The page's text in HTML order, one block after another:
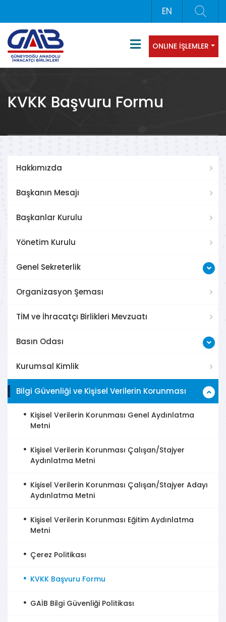
EN
ONLINE İŞLEMLER
KVKK Başvuru Formu
Hakkımızda
Başkanın Mesajı
Başkanlar Kurulu
Yönetim Kurulu
Genel Sekreterlik
Organizasyon Şeması
TİM ve İhracatçı Birlikleri Mevzuatı
Basın Odası
Kurumsal Kimlik
Bilgi Güvenliği ve Kişisel Verilerin Korunması
Kişisel Verilerin Korunması Genel Aydınlatma
Metni
Kişisel Verilerin Korunması Çalışan/Stajyer
Aydınlatma Metni
Kişisel Verilerin Korunması Çalışan/Stajyer Adayı
Aydınlatma Metni
Kişisel Verilerin Korunması Eğitim Aydınlatma
Metni
Çerez Politikası
KVKK Başvuru Formu
GAİB Bilgi Güvenliği Politikası